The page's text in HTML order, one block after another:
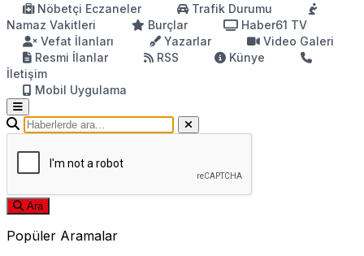
Nöbetçi Eczaneler
Trafik Durumu
Namaz Vakitleri
Burçlar
Haber61 TV
Vefat İlanları
Yazarlar
Video Galeri
Resmi İlanlar
RSS
Künye
İletişim
Mobil Uygulama
Ara
Popüler Aramalar